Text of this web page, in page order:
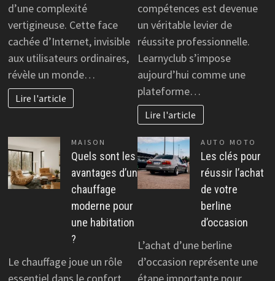
d’une complexité
vertigineuse. Cette face
cachée d’Internet, invisible
aux utilisateurs ordinaires,
révèle un monde…
Lire l'article
compétences est devenue
un véritable levier de
réussite professionnelle.
Learnyclub s’impose
aujourd’hui comme une
plateforme…
Lire l'article
MAISON
Quels sont les
avantages d’un
chauffage
moderne pour
une habitation
?
Le chauffage joue un rôle
AUTO MOTO
Les clés pour
réussir l’achat
de votre
berline
d’occasion
L’achat d’une berline
d’occasion représente une